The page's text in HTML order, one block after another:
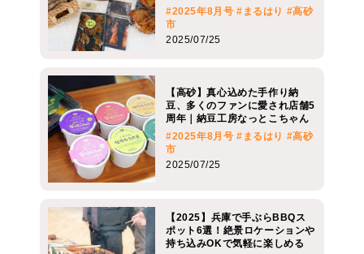
#2025年8月号 #まるはり #高砂
市
2025/07/25
【高砂】真心込めた手作り納
豆、多くのファンに愛され店舗5
周年｜納豆工房なっとこちゃん
#2025年8月号 #まるはり #高砂
市
2025/07/25
【2025】兵庫で手ぶらBBQス
ポット6選！絶景ロケーションや
持ち込みOKで気軽に楽しめる